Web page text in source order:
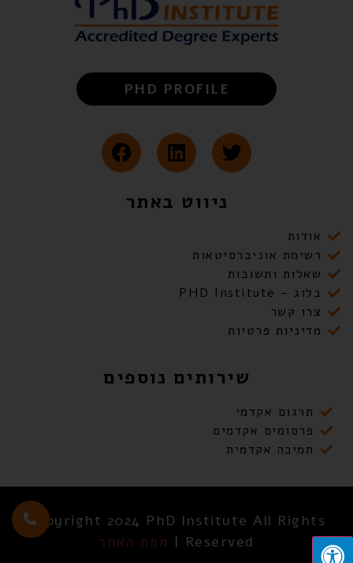
PHD PROFILE
ניווט באתר
אודות
רשימת אוניברסיטאות
שאלות ותשובות
בלוג – PHD Institute
צרו קשר
מדיניות פרטיות
שירותים נוספים
תרגום אקדמי
פרסומים אקדמים
תמיכה אקדמית
Copyright 2024 PhD Institute All Rights
Reserved |
מפת האתר